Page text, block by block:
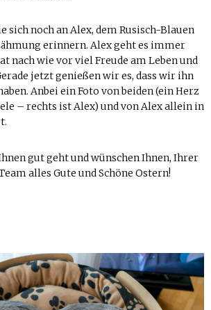
sich noch an Alex, dem Rusisch-Blauen
erinnern. Alex geht es immer
nach wie vor viel Freude am Leben und
jetzt genießen wir es, dass wir ihn
Anbei ein Foto von beiden (ein Herz
– rechts ist Alex) und von Alex allein in
gut geht und wünschen Ihnen, Ihrer
alles Gute und Schöne Ostern!